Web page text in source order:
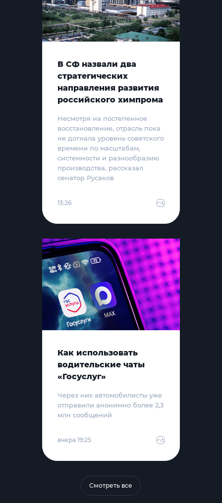
В СФ назвали два
стратегических
направления развития
российского химпрома
Несмотря на постепенное
восстановление, отрасль пока
не догнала уровень советского
времени по масштабам,
системности и разнообразию
производства, рассказал
сенатор Русаков
13:26
Как использовать
водительские чаты
«Госуслуг»
Через них автомобилисты уже
отправили анонимно более 2,3
млн сообщений
вчера 19:25
Смотреть все